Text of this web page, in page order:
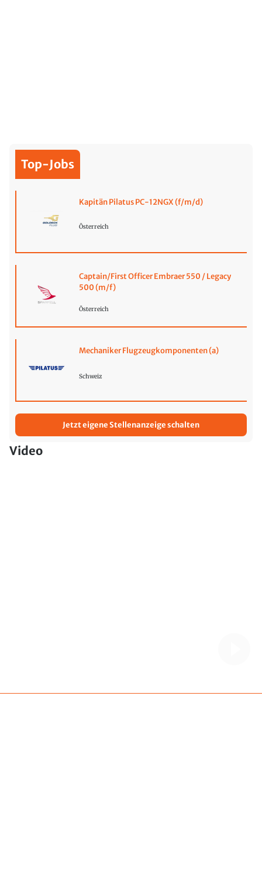
Top-Jobs
Kapitän Pilatus PC-12NGX (f/m/d)
Österreich
Captain/First Officer Embraer 550 / Legacy
500 (m/f)
Österreich
Mechaniker Flugzeugkomponenten (a)
Schweiz
Jetzt eigene Stellenanzeige schalten
Video